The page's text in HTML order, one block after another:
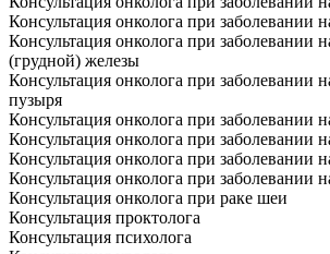
Консультация онколога при заболевании
Консультация онколога при заболевании
(грудной) железы
Консультация онколога при заболевании
пузыря
Консультация онколога при заболевании
Консультация онколога при заболевании
Консультация онколога при заболевании
Консультация онколога при заболевании
Консультация онколога при раке шеи
Консультация проктолога
Консультация психолога